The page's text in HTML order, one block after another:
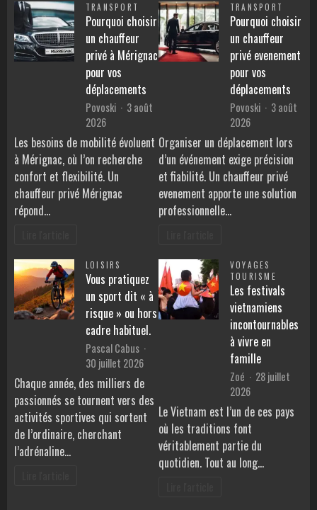
TRANSPORT
Pourquoi choisir
un chauffeur
privé à Mérignac
pour vos
déplacements
Povoski
3 août
2026
Les besoins de mobilité évoluent
à Mérignac, où l’on recherche
confort et flexibilité. Un
chauffeur privé Mérignac
répond…
TRANSPORT
Pourquoi choisir
un chauffeur
privé evenement
pour vos
déplacements
Povoski
3 août
2026
Organiser un déplacement lors
d’un événement exige précision
et fiabilité. Un chauffeur privé
evenement apporte une solution
professionnelle…
LOISIRS
Vous pratiquez
un sport dit « à
risque » ou hors
cadre habituel.
Pascal Cabus
30 juillet 2026
Chaque année, des milliers de
passionnés se tournent vers des
activités sportives qui sortent
de l’ordinaire, cherchant
l’adrénaline…
VOYAGES
TOURISME
Les festivals
vietnamiens
incontournables
à vivre en
famille
Zoé
28 juillet
2026
Le Vietnam est l’un de ces pays
où les traditions font
véritablement partie du
quotidien. Tout au long…